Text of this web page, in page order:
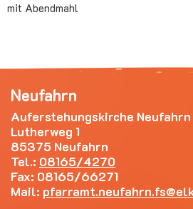
mit Abendmahl
Neufahrn
Auferstehungskirche Neufahrn
Lutherweg 1
85375 Neufahrn
Tel.: 08165/4270
Fax: 08165/66271
Mail: pfarramt.neufahrn.fs